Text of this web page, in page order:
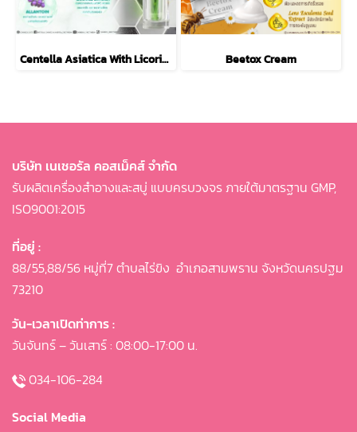
Centella Asiatica With Licorice Facial Cleansing Gel Beetox Cream
บริษัท เนเชอรัล คอสเม็คส์ จำกัด
รับผลิตเครื่องสำอางและสบู่ แบบครบวงจร ภายใต้มาตรฐาน GMP,
ISO9001:2015
ที่อยู่ :
88/55,88/56 หมู่ที่7 ตำบลไร่ขิง อำเภอสามพราน จังหวัดนครปฐม
73210
วัน-เวลาเปิดท่าการ :
วันจันทร์ – วันเสาร์ : 08:00-17:00 น.
034-106-284
Social Media